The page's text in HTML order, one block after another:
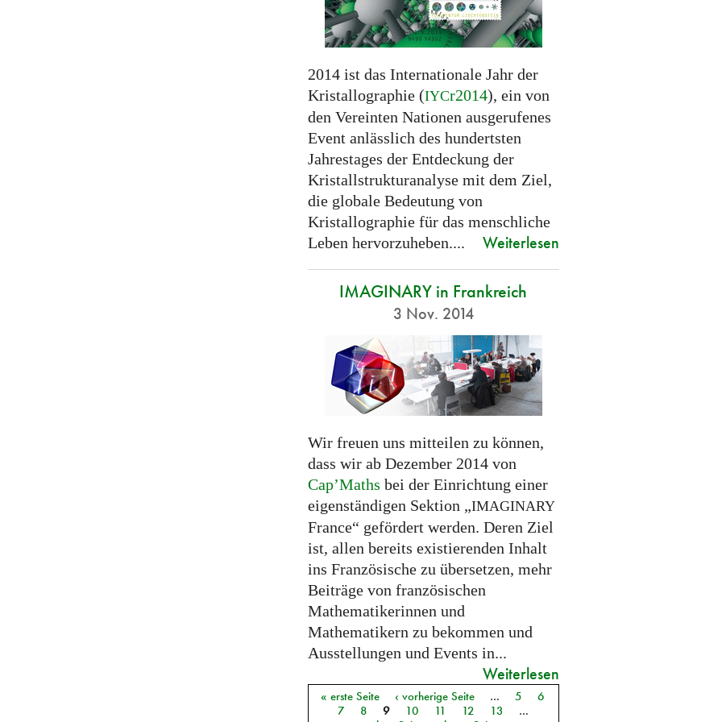
2014 ist das Internationale Jahr der
Kristallographie (IYCr2014), ein von
den Vereinten Nationen ausgerufenes
Event anlässlich des hundertsten
Jahrestages der Entdeckung der
Kristallstrukturanalyse mit dem Ziel,
die globale Bedeutung von
Kristallographie für das menschliche
Leben hervorzuheben....
Weiterlesen
IMAGINARY in Frankreich
3 Nov. 2014
Wir freuen uns mitteilen zu können,
dass wir ab Dezember 2014 von
Cap’Maths bei der Einrichtung einer
eigenständigen Sektion „IMAGINARY
France“ gefördert werden. Deren Ziel
ist, allen bereits existierenden Inhalt
ins Französische zu übersetzen, mehr
Beiträge von französischen
Mathematikerinnen und
Mathematikern zu bekommen und
Ausstellungen und Events in...
Weiterlesen
Seiten
« erste Seite ‹ vorherige Seite … 5
6
7
8 9 10 11 12 13
…